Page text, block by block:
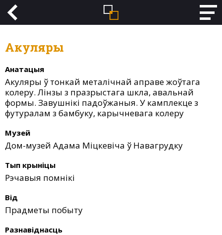
Акуляры
Анатацыя
Акуляры ў тонкай металічнай аправе жоўтага
колеру. Лінзы з празрыстага шкла, авальнай
формы. Завушнікі падоўжаныя. У камплекце з
футуралам з бамбуку, карычневага колеру
Музей
Дом-музей Адама Міцкевіча ў Навагрудку
Тып крыніцы
Рэчавыя помнікі
Від
Прадметы побыту
Разнавіднасць